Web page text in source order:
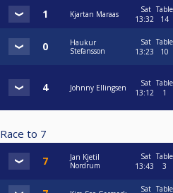
Kjartan Maraas
Sat
13:32
Table
14
Haukur
Stefansson
Sat
13:23
Table
10
Johnny Ellingsen
Sat
13:12
Table
1
Race to 7
Jan Kjetil
Nordrum
Sat
13:43
Table
3
Sat Table